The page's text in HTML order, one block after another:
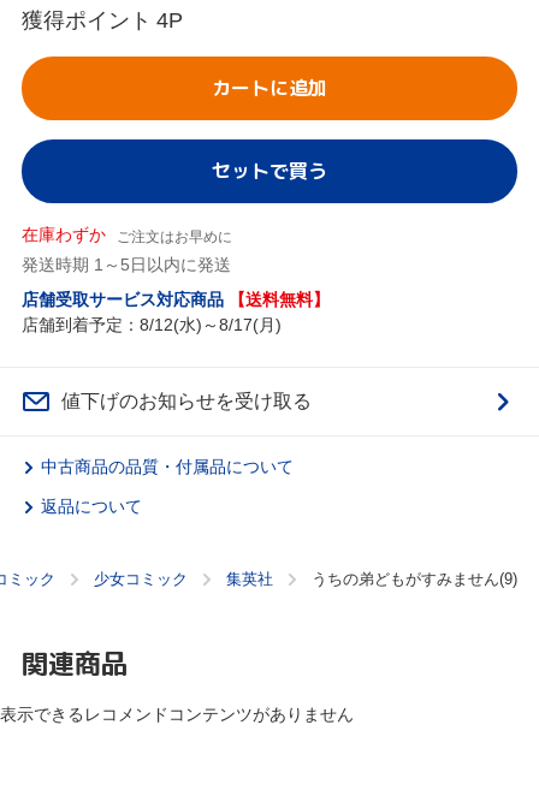
獲得ポイント 4P
カートに追加
セットで買う
在庫わずか ご注文はお早めに
発送時期 1～5日以内に発送
店舗受取サービス対応商品
【送料無料】
店舗到着予定：8/12(水)～8/17(月)
値下げのお知らせを受け取る
中古商品の品質・付属品について
返品について
ミック 少女コミック 集英社 うちの弟どもがすみません(9)
関連商品
表示できるレコメンドコンテンツがありません